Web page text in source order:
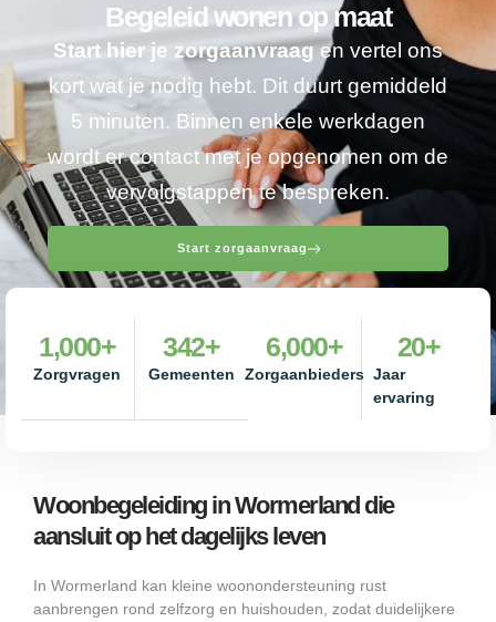
Begeleid wonen op maat
Start hier je zorgaanvraagen vertel ons
kort wat je nodig hebt. Dit duurt gemiddeld
5 minuten. Binnen enkele werkdagen
wordt er contact met je opgenomen om de
vervolgstappen te bespreken.
Start zorgaanvraag
Zorgvragen
1,000+
Gemeenten
342+
Zorgaanbieders
6,000+
Jaar
ervaring
20+
Woonbegeleiding in Wormerland die
aansluit op het dagelijks leven
In Wormerland kan kleine woonondersteuning rust
aanbrengen rond zelfzorg en huishouden, zodat duidelijkere